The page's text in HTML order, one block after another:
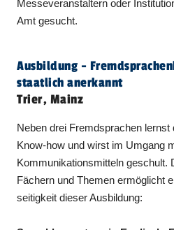
Messeveranstaltern oder
Amt gesucht.
Ausbildung -
staatlich anerkannt
Trier, Mainz
Neben drei Fremdsprachen
Know-how und wirst im Umgang
Kommunikationsmitteln geschult.
Fächern und Themen ermöglicht
seitigkeit dieser Ausbildung: